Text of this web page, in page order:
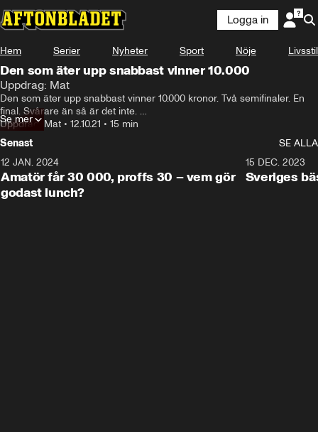
Logga in
Hem Serier Nyheter Sport Nöje Livsstil
Den som äter upp snabbast vinner 10.000
Uppdrag: Mat
Den som äter upp snabbast vinner 10.000 kronor. Två semifinaler. En
final. Svårare än så är det inte.
Potatisbullar, köttbullar, chokladbollar.
https://www.instagram.com/mustigamauri/
Följ Christoffer Bodin: https://www.instagram.com/lcbodin/?hl=sv
Uppdrag: Mat • 12.10.21 • 15 min
Se mer
Senast
SE ALLA
12 JAN. 2024
Amatör får 30 000, proffs 30 – vem gör
godast lunch?
15 DEC. 2023
Sveriges